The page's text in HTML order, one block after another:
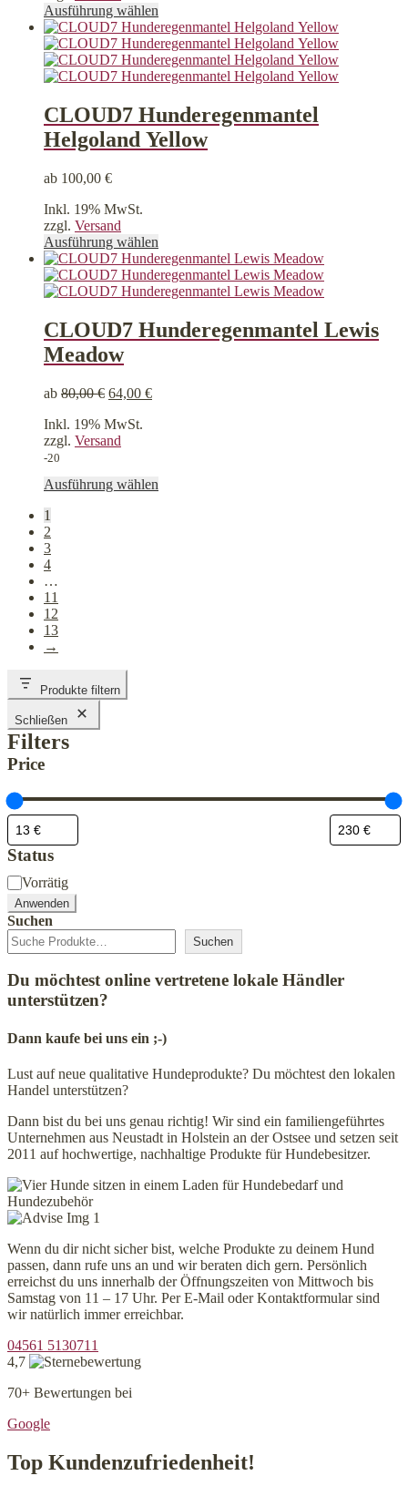
Ausführung wählen
Produkt
weist
mehrere
Varianten
Optionen
können
CLOUD7 Hunderegenmantel
Helgoland Yellow
ab 100,00 €
Inkl. 19% MwSt.
zzgl. Versand
Ausführung wählen
Produkt
weist
mehrere
Die
CLOUD7 Hunderegenmantel Lewis
Meadow
ab 80,00€ 64,00 €
Inkl. 19% MwSt.
zzgl. Versand
-20
Ausführung wählen
1
2
3
4
…
11
12
13
→
Produkte filtern
Schließen
Filters
Price
Status
Status
Vorrätig
Anwenden
Suchen
Suchen
Du möchtest online vertretene lokale Händler
unterstützen?
Dann kaufe bei uns ein ;-)
Lust auf neue qualitative Hundeprodukte? Du möchtest den lokalen
Handel unterstützen?
Dann bist du bei uns genau richtig! Wir sind ein familiengeführtes
Unternehmen aus Neustadt in Holstein an der Ostsee und setzen seit
2011 auf hochwertige, nachhaltige Produkte für Hundebesitzer.
Wenn du dir nicht sicher bist, welche Produkte zu deinem Hund
passen, dann rufe uns an und wir beraten dich gern. Persönlich
erreichst du uns innerhalb der Öffnungszeiten von Mittwoch bis
Samstag von 11 – 17 Uhr. Per E-Mail oder Kontaktformular sind
wir natürlich immer erreichbar.
04561 5130711
4,7
70+ Bewertungen bei
Google
Top Kundenzufriedenheit!